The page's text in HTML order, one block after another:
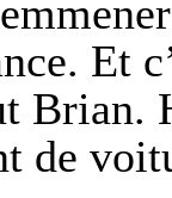
Et
Brian.
de